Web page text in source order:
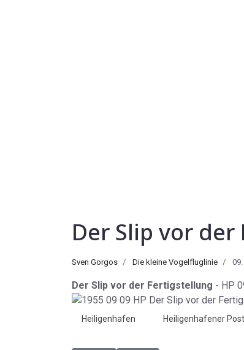
Der Slip vor
Sven Gorgos Die kleine Vogelfluglinie
Der Slip vor der Fertigstellung - HP
Heiligenhafen Heiligenhafener Post